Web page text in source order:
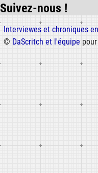
Suivez-nous !
Informations
Interviewes et chroniques
© DaScritch et l'équipe pour